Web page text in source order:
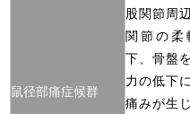
鼠径部痛症候群
股関節周
関節の柔
下、骨盤
力の低下
痛みが生